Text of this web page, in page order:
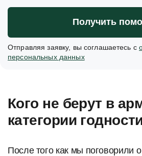
Получить
Отправляя заявку, вы соглашаетесь с
персональных данных
Кого не берут в
категории
После того как мы поговорили